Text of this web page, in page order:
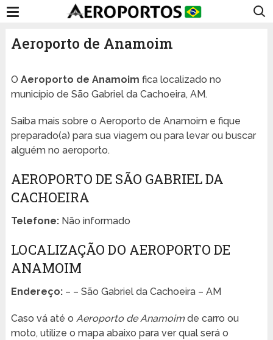
Aeroporto de Anamoim
O Aeroporto de Anamoim fica localizado no
município de São Gabriel da Cachoeira, AM.
Saiba mais sobre o Aeroporto de Anamoim e fique
preparado(a) para sua viagem ou para levar ou buscar
alguém no aeroporto.
AEROPORTO DE SÃO GABRIEL DA
CACHOEIRA
Telefone:Não informado
LOCALIZAÇÃO DO AEROPORTO DE
ANAMOIM
Endereço:– – São Gabriel da Cachoeira – AM
Caso vá até o Aeroporto de Anamoimde carro ou
moto, utilize o mapa abaixo para ver qual será o